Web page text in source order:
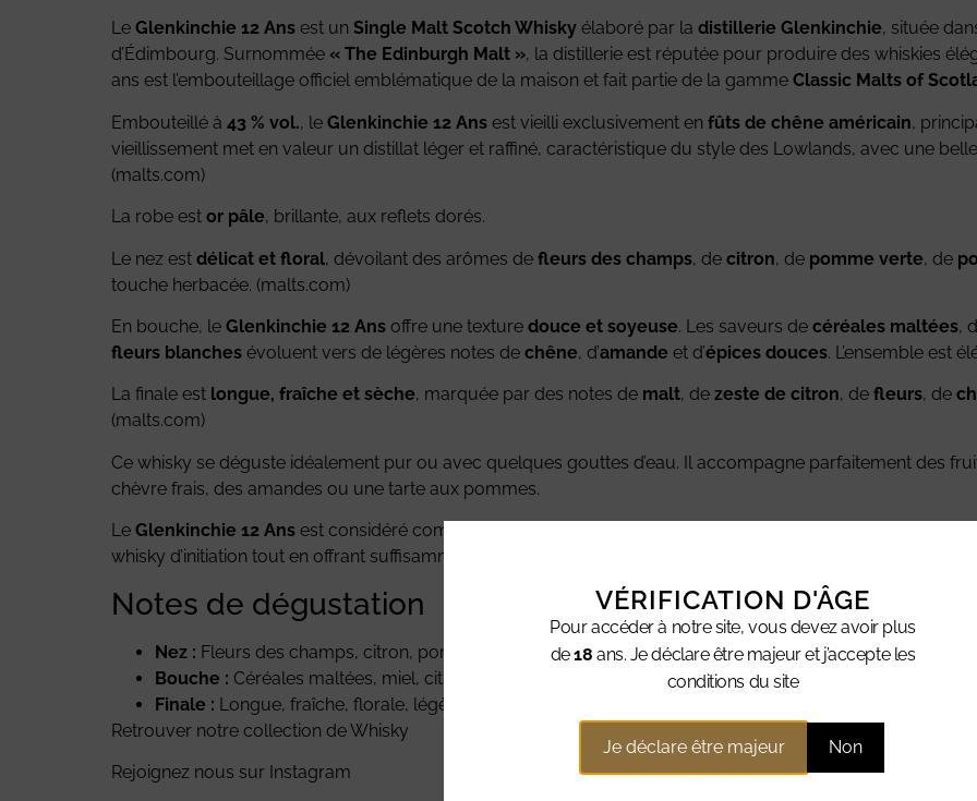
Le Glenkinchie 12 Ans est un Single Malt Scotch Whisky élaboré par la distillerie Glenkinchie, située
d’Édimbourg. Surnommée « The Edinburgh Malt », la distillerie est réputée pour produire des whiskies
ans est l’embouteillage officiel emblématique de la maison et fait partie de la gamme Classic Malts of
Embouteillé à 43 % vol., le Glenkinchie 12 Ans est vieilli exclusivement en fûts de chêne américain,
vieillissement met en valeur un distillat léger et raffiné, caractéristique du style des Lowlands, avec une
(malts.com)
La robe est or pâle, brillante, aux reflets dorés.
Le nez est délicat et floral, dévoilant des arômes de fleurs des champs, de citron, de pomme verte, de
touche herbacée. (malts.com)
En bouche, le Glenkinchie 12 Ans offre une texture douce et soyeuse. Les saveurs de céréales maltées,
fleurs blanches évoluent vers de légères notes de chêne, d’amande et d’épices douces. L’ensemble est
La finale est longue, fraîche et sèche, marquée par des notes de malt, de zeste de citron, de fleurs, de
(malts.com)
Ce whisky se déguste idéalement pur ou avec quelques gouttes d’eau. Il accompagne parfaitement des
chèvre frais, des amandes ou une tarte aux pommes.
Le Glenkinchie 12 Ans est considéré comme l’un des plus beaux représentants du style
whisky d’initiation tout en offrant suffisamment de finesse pour séduire les amateurs confirmés.
Notes de dégustation
Nez : Fleurs des champs, citron, pomme verte, poire, vanille, malt frais.
Bouche : Céréales maltées, miel, citron, pomme, fleurs blanches, amande.
Finale : Longue, fraîche, florale, légèrement boisée et épicée.
Retrouver notre collection de Whisky
Rejoignez nous sur Instagram
VÉRIFICATION D'ÂGE
Pour accéder à notre site, vous devez avoir plus
de18 ans. Je déclare être majeur et j’accepte les
conditions du site
Je déclare être majeur Non